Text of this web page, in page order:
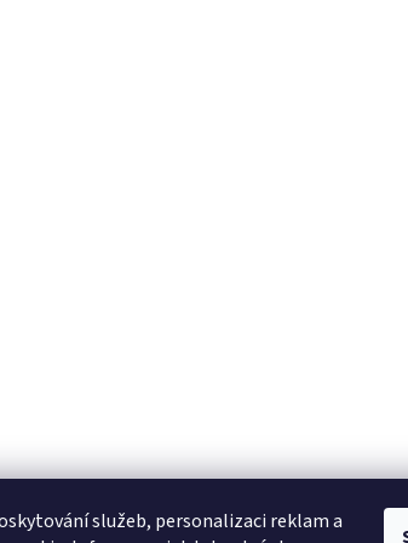
služeb, personalizaci reklam a